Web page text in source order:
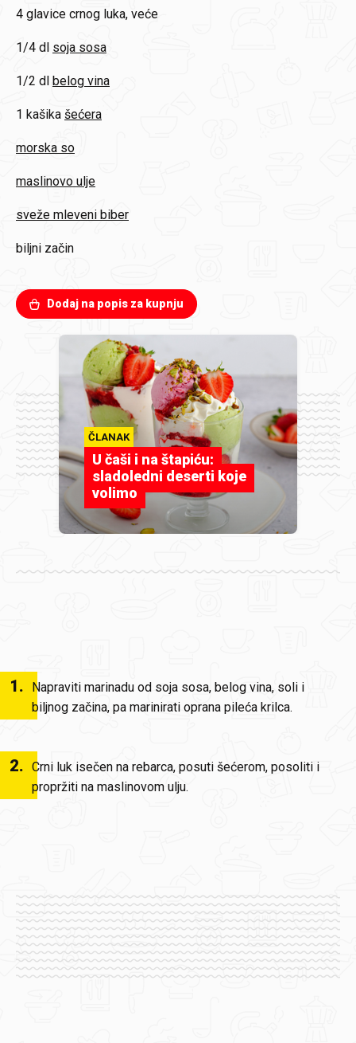
4 glavice crnog luka, veće
1/4 dl soja sosa
1/2 dl belog vina
1 kašika šećera
morska so
maslinovo ulje
sveže mleveni biber
biljni začin
Dodaj na popis za kupnju
ČLANAK
U čaši i na štapiću:
sladoledni deserti koje
volimo
1.
Napraviti marinadu od soja sosa, belog vina, soli i
biljnog začina, pa marinirati oprana pileća krilca.
2. Crni luk isečen na rebarca, posuti šećerom, posoliti i
propržiti na maslinovom ulju.